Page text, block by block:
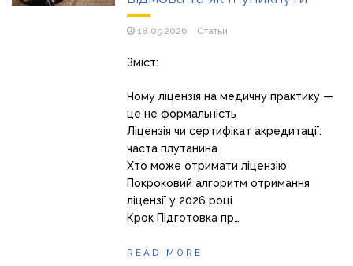
18.05.2026 Статьи
Зміст:
Чому ліцензія на медичну практику —
це не формальність
Ліцензія чи сертифікат акредитації:
часта плутанина
Хто може отримати ліцензію
Покроковий алгоритм отримання
ліцензії у 2026 році
Крок Підготовка пр…
READ MORE